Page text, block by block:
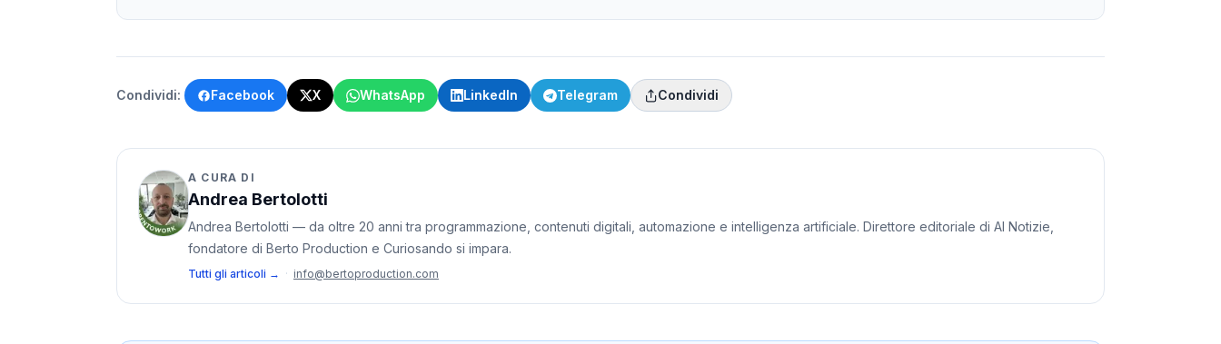
Condividi: Facebook X WhatsApp LinkedIn Telegram Condividi
A CURA DI
Andrea Bertolotti
Andrea Bertolotti — da oltre 20 anni tra programmazione, contenuti digitali, automazione e intelligenza artificiale. Direttore editoriale di AI Notizie,
fondatore di Berto Production e Curiosando si impara.
Tutti gli articoli → · info@bertoproduction.com